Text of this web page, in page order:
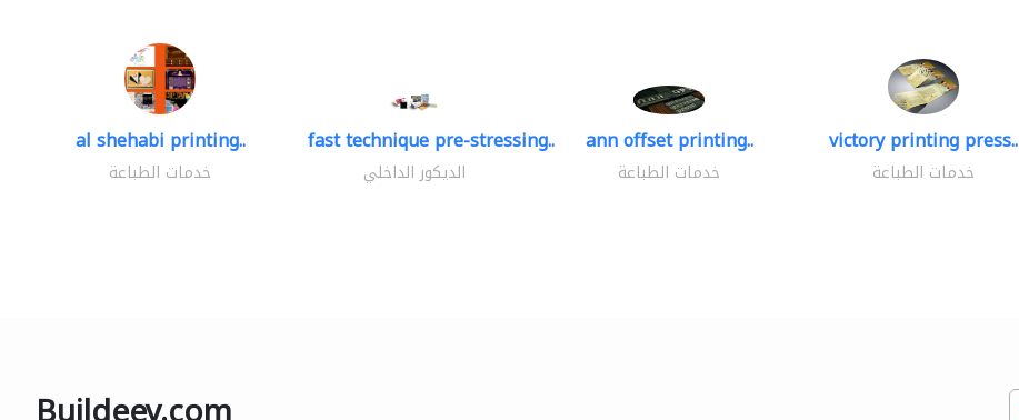
al shehabi printing..
خدمات الطباعة
fast technique pre-stressing..
الديكور الداخلي
ann offset printing..
خدمات الطباعة
victory printing press..
خدمات الطباعة